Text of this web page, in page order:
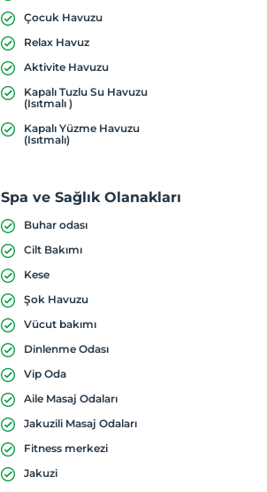
Çocuk Havuzu
Relax Havuz
Aktivite Havuzu
Kapalı Tuzlu Su Havuzu
(Isıtmalı )
Kapalı Yüzme Havuzu
(Isıtmalı)
Spa ve Sağlık Olanakları
Buhar odası
Cilt Bakımı
Kese
Şok Havuzu
Vücut bakımı
Dinlenme Odası
Vip Oda
Aile Masaj Odaları
Jakuzili Masaj Odaları
Fitness merkezi
Jakuzi